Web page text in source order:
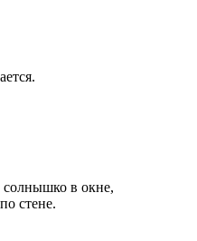
солнышко в окне,
стене.